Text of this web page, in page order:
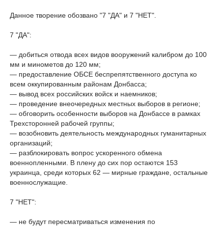
Данное творение обозвано "7 "ДА" и 7 "НЕТ".
7 "ДА":
— добиться отвода всех видов вооружений калибром до 100
мм и минометов до 120 мм;
— предоставление ОБСЕ беспрепятственного доступа ко
всем оккупированным районам Донбасса;
— вывод всех российских войск и наемников;
— проведение внеочередных местных выборов в регионе;
— обговорить особенности выборов на Донбассе в рамках
Трехсторонней рабочей группы;
— возобновить деятельность международных гуманитарных
организаций;
— разблокировать вопрос ускоренного обмена
военнопленными. В плену до сих пор остаются 153
украинца, среди которых 62 — мирные граждане, остальные
военнослужащие.
7 "НЕТ":
— не будут пересматриваться изменения по